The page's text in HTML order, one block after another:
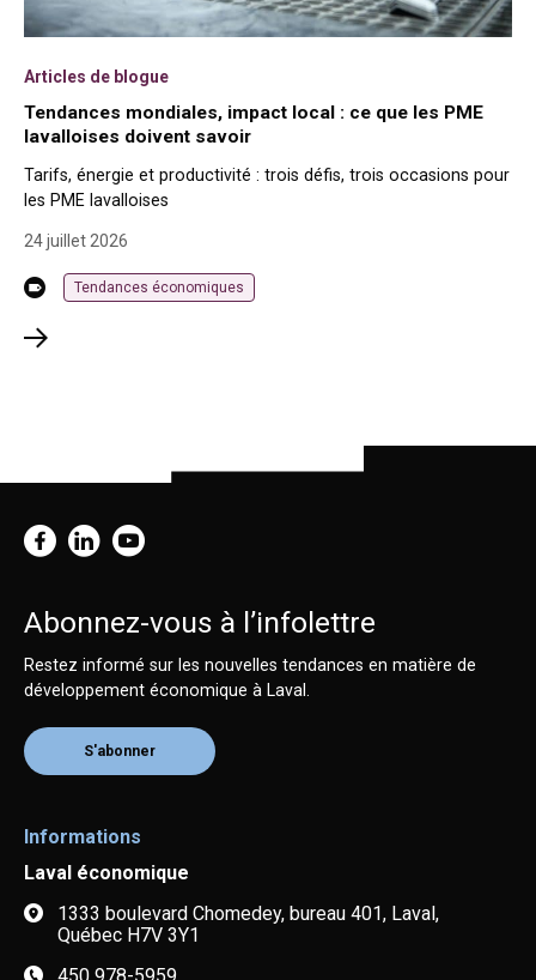
Articles de blogue
Tendances mondiales, impact local : ce que les PME
lavalloises doivent savoir
Tarifs, énergie et productivité : trois défis, trois occasions pour
les PME lavalloises
24 juillet 2026
Tendances économiques
Abonnez-vous à l’infolettre
Restez informé sur les nouvelles tendances en matière de
développement économique à Laval.
S'abonner
Informations
Laval économique
1333 boulevard Chomedey, bureau 401, Laval,
Québec H7V 3Y1